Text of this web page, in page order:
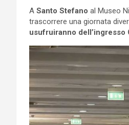
A Santo Stefano al Museo
trascorrere una giornata
usufruiranno dell’ingresso